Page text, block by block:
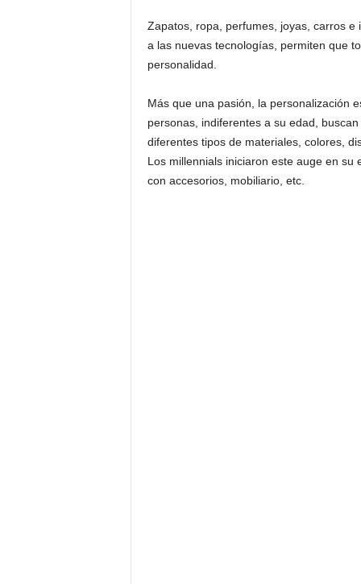
Zapatos, ropa, perfumes, joyas, carros
a las nuevas tecnologías, permiten que
personalidad.
Más que una pasión, la personalización
personas, indiferentes a su edad,
diferentes tipos de materiales, colores,
Los millennials iniciaron este auge en
con accesorios, mobiliario, etc.